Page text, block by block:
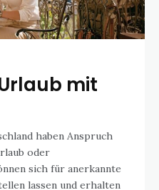
mit
haben Anspruch
oder
sich für anerkannte
lassen und erhalten